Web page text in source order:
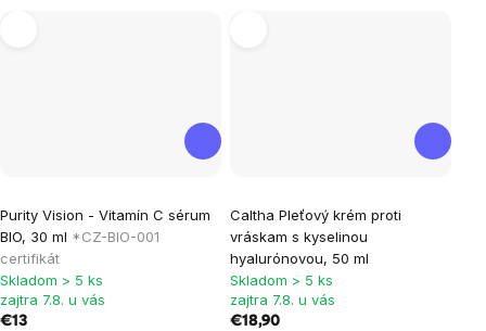
Purity Vision - Vitamín C sérum
BIO, 30 ml *CZ-BIO-001
certifikát
Skladom > 5 ks
zajtra 7.8. u vás
€13
Caltha Pleťový krém proti
vráskam s kyselinou
hyalurónovou, 50 ml
Skladom > 5 ks
zajtra 7.8. u vás
€18,90